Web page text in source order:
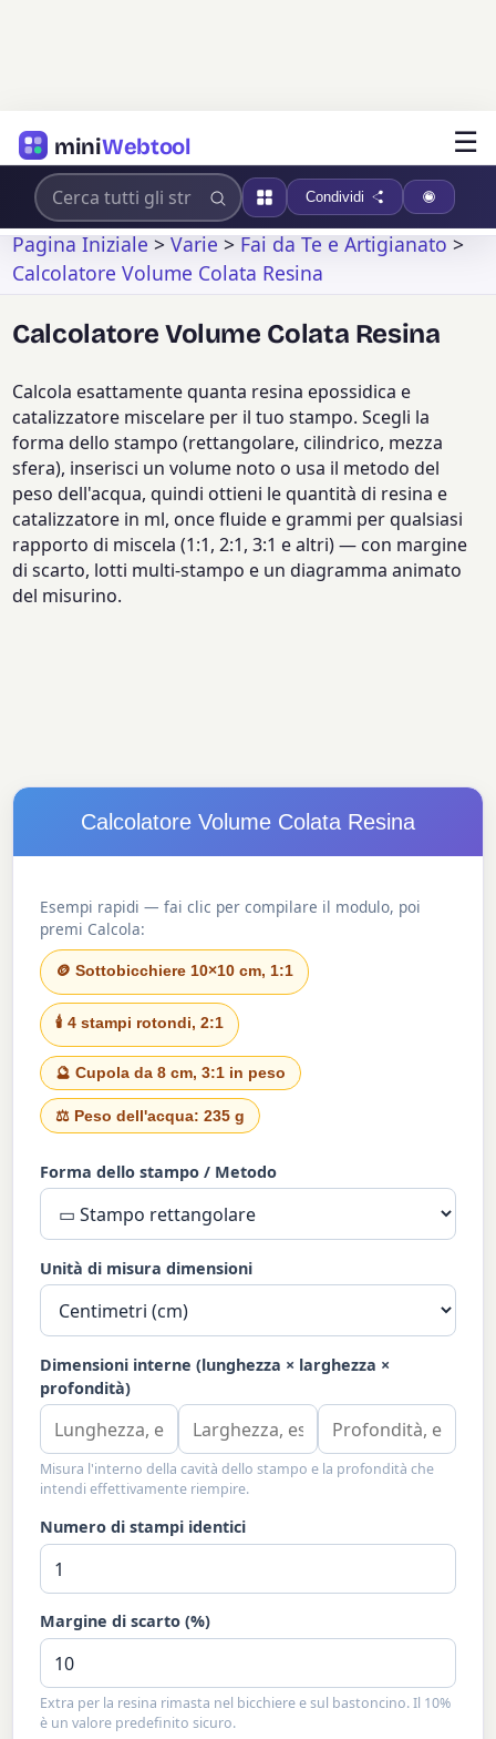
miniWebtool ☰
Condividi
Pagina Iniziale>Varie>Fai da Te e Artigianato>
Calcolatore Volume Colata Resina
Calcolatore Volume Colata Resina
Calcola esattamente quanta resina epossidica e
catalizzatore miscelare per il tuo stampo. Scegli la
forma dello stampo (rettangolare, cilindrico, mezza
sfera), inserisci un volume noto o usa il metodo del
peso dell'acqua, quindi ottieni le quantità di resina e
catalizzatore in ml, once fluide e grammi per qualsiasi
rapporto di miscela (1:1, 2:1, 3:1 e altri) — con margine
di scarto, lotti multi-stampo e un diagramma animato
del misurino.
Calcolatore Volume Colata Resina
Esempi rapidi — fai clic per compilare il modulo, poi
premi Calcola:
🪙 Sottobicchiere 10×10 cm, 1:1
🕯️ 4 stampi rotondi, 2:1
🔮 Cupola da 8 cm, 3:1 in peso
⚖️ Peso dell'acqua: 235 g
Forma dello stampo / Metodo
Unità di misura dimensioni
Dimensioni interne (lunghezza × larghezza ×
profondità)
Misura l'interno della cavità dello stampo e la profondità che
intendi effettivamente riempire.
Numero di stampi identici
Margine di scarto (%)
Extra per la resina rimasta nel bicchiere e sul bastoncino. Il 10%
è un valore predefinito sicuro.